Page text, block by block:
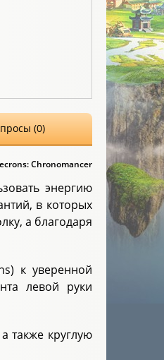
(0)
Chronomancer
энергию
в которых
а благодаря
к уверенной
левой руки
также круглую